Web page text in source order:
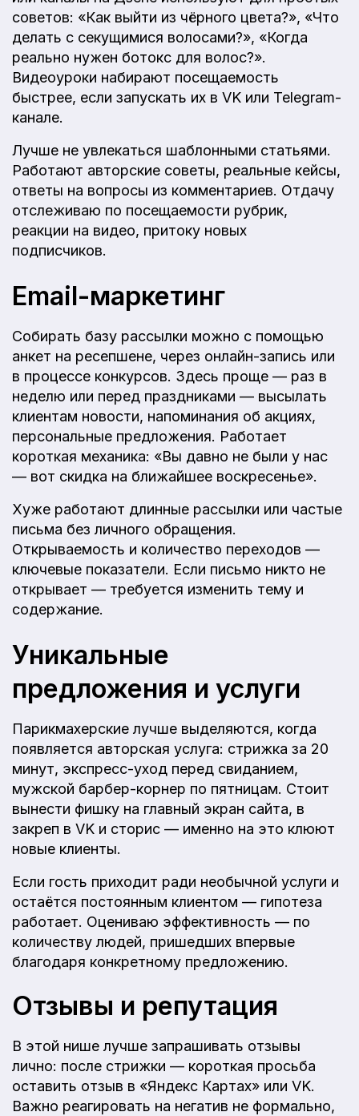
советов: «Как выйти из чёрного цвета?», «Что
делать с секущимися волосами?», «Когда
реально нужен ботокс для волос?».
Видеоуроки набирают посещаемость
быстрее, если запускать их в VK или Telegram-
канале.
Лучше не увлекаться шаблонными статьями.
Работают авторские советы, реальные кейсы,
ответы на вопросы из комментариев. Отдачу
отслеживаю по посещаемости рубрик,
реакции на видео, притоку новых
подписчиков.
Email-маркетинг
Собирать базу рассылки можно с помощью
анкет на ресепшене, через онлайн-запись или
в процессе конкурсов. Здесь проще — раз в
неделю или перед праздниками — высылать
клиентам новости, напоминания об акциях,
персональные предложения. Работает
короткая механика: «Вы давно не были у нас
— вот скидка на ближайшее воскресенье».
Хуже работают длинные рассылки или частые
письма без личного обращения.
Открываемость и количество переходов —
ключевые показатели. Если письмо никто не
открывает — требуется изменить тему и
содержание.
Уникальные
предложения и услуги
Парикмахерские лучше выделяются, когда
появляется авторская услуга: стрижка за 20
минут, экспресс-уход перед свиданием,
мужской барбер-корнер по пятницам. Стоит
вынести фишку на главный экран сайта, в
закреп в VK и сторис — именно на это клюют
новые клиенты.
Если гость приходит ради необычной услуги и
остаётся постоянным клиентом — гипотеза
работает. Оцениваю эффективность — по
количеству людей, пришедших впервые
благодаря конкретному предложению.
Отзывы и репутация
В этой нише лучше запрашивать отзывы
лично: после стрижки — короткая просьба
оставить отзыв в «Яндекс Картах» или VK.
Важно реагировать на негатив не формально,